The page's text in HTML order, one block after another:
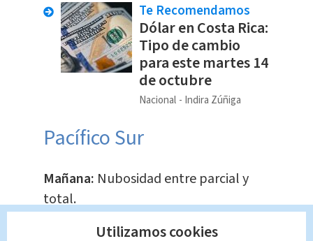
Te Recomendamos
Dólar en Costa Rica:
Tipo de cambio
para este martes 14
de octubre
Nacional Indira Zúñiga
Pacífico Sur
Mañana: Nubosidad entre parcial y
total.
Utilizamos cookies